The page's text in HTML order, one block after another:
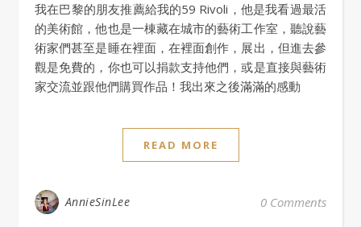
我在巴黎的朋友推薦給我的59 Rivoli，他是我看過最活
的美術館，他也是一棟藏在城市的藝術工作室，聽說藝
術家們甚至是睡在裡面，在裡面創作，展出，但進去參
觀是免費的，你也可以捐款支持他們，或是直接與藝術
家交流並跟他們購買作品！我出來之後滿滿的感動
READ MORE
AnnieSinLee 0 Comments